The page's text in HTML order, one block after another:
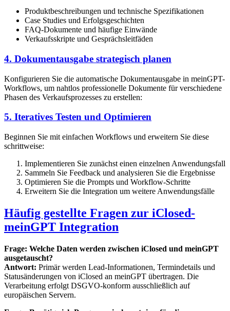
Produktbeschreibungen und technische Spezifikationen
Case Studies und Erfolgsgeschichten
FAQ-Dokumente und häufige Einwände
Verkaufsskripte und Gesprächsleitfäden
4. Dokumentausgabe strategisch planen
Konfigurieren Sie die automatische Dokumentausgabe in meinGPT-
Workflows, um nahtlos professionelle Dokumente für verschiedene
Phasen des Verkaufsprozesses zu erstellen:
5. Iteratives Testen und Optimieren
Beginnen Sie mit einfachen Workflows und erweitern Sie diese
schrittweise:
Implementieren Sie zunächst einen einzelnen Anwendungsfall
Sammeln Sie Feedback und analysieren Sie die Ergebnisse
Optimieren Sie die Prompts und Workflow-Schritte
Erweitern Sie die Integration um weitere Anwendungsfälle
Häufig gestellte Fragen zur iClosed-
meinGPT Integration
Frage: Welche Daten werden zwischen iClosed und meinGPT
ausgetauscht?
Antwort: Primär werden Lead-Informationen, Termindetails und
Statusänderungen von iClosed an meinGPT übertragen. Die
Verarbeitung erfolgt DSGVO-konform ausschließlich auf
europäischen Servern.